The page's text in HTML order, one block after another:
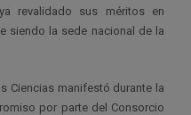
revalidado sus méritos en
siendo la sede nacional de la
Ciencias manifestó durante la
por parte del Consorcio